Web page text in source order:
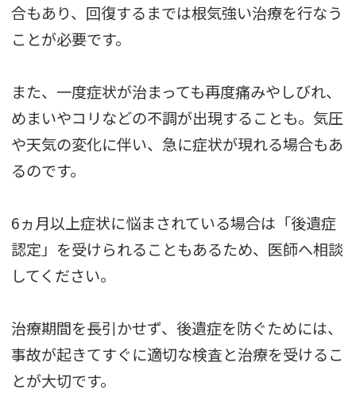
合もあり、回復するまでは根気強い治療を行なう
ことが必要です。
また、一度症状が治まっても再度痛みやしびれ、
めまいやコリなどの不調が出現することも。気圧
や天気の変化に伴い、急に症状が現れる場合もあ
るのです。
6ヵ月以上症状に悩まされている場合は「後遺症
認定」を受けられることもあるため、医師へ相談
してください。
治療期間を長引かせず、後遺症を防ぐためには、
事故が起きてすぐに適切な検査と治療を受けるこ
とが大切です。